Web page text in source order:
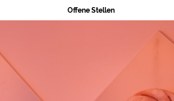
Offene Stellen